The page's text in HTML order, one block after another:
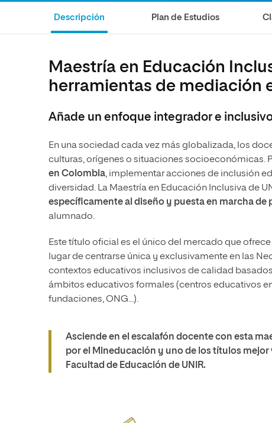
Ciencias Sociales
Ciencias de la Salud
Artes
Música
Ciencias de la Salud
Humanidades
Administración de la Salud
Descripción Plan de Estudios
Maestría en Educación
herramientas de mediación
Añade un enfoque integrador e
En una sociedad cada vez más globalizada, los
culturas, orígenes o situaciones socioeconómicas.
en Colombia, implementar acciones de inclusión
diversidad. La Maestría en Educación Inclusiva de
específicamente al diseño y puesta en marcha de
alumnado.
Este título oficial es el único del mercado que ofrece
lugar de centrarse única y exclusivamente en las
contextos educativos inclusivos de calidad
ámbitos educativos formales (centros educativos
fundaciones, ONG...).
Asciende en el escalafón docente con esta
por el Mineducación y uno de los títulos
Facultad de Educación de UNIR.